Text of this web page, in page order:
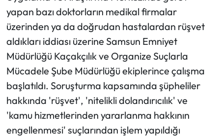
yapan bazı doktorların medikal firmalar
üzerinden ya da doğrudan hastalardan rüşvet
aldıkları iddiası üzerine Samsun Emniyet
Müdürlüğü Kaçakçılık ve Organize Suçlarla
Mücadele Şube Müdürlüğü ekiplerince çalışma
başlatıldı. Soruşturma kapsamında şüpheliler
hakkında 'rüşvet', 'nitelikli dolandırıcılık' ve
'kamu hizmetlerinden yararlanma hakkının
engellenmesi' suçlarından işlem yapıldığı
Ekonomi
Sağlık
Turizm
Teknoloji